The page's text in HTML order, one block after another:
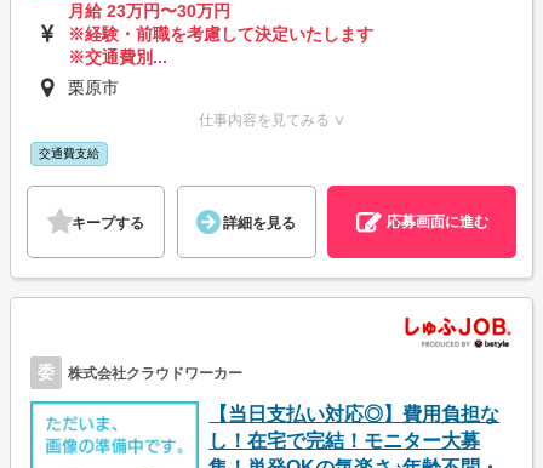
月給 23万円〜30万円
※経験・前職を考慮して決定いたします
※交通費別...
栗原市
仕事内容を見てみる ∨
交通費支給
キープする 詳細を見る 応募画面に進む
委 株式会社クラウドワーカー
【当日支払い対応◎】費用負担な
し！在宅で完結！モニター大募